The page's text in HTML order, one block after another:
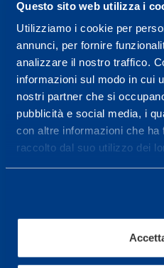
Questo sito web utilizza i
Utilizziamo i cookie per
annunci, per fornire
analizzare il nostro traffico.
informazioni sul modo in cui
nostri partner che si
pubblicità e social media, i
con altre informazioni che ha
raccolto dal suo utilizzo dei
08.30 - 18.30
Service
performance
being.
More
Medical Services